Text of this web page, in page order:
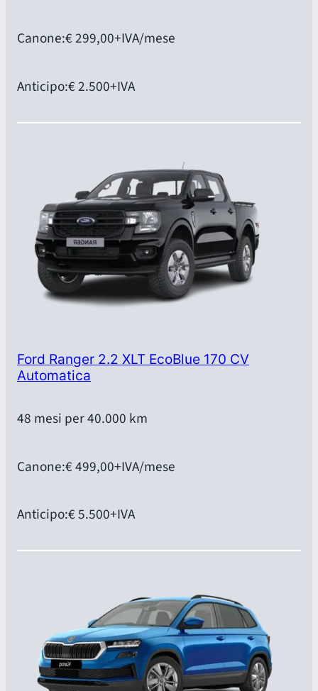
Canone:€ 299,00+IVA/mese
Anticipo:€ 2.500+IVA
Ford Ranger 2.2 XLT EcoBlue 170 CV
Automatica
48 mesi per 40.000 km
Canone:€ 499,00+IVA/mese
Anticipo:€ 5.500+IVA